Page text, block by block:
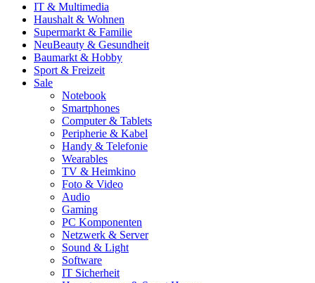
IT & Multimedia
Haushalt & Wohnen
Supermarkt & Familie
NeuBeauty & Gesundheit
Baumarkt & Hobby
Sport & Freizeit
Sale
Notebook
Smartphones
Computer & Tablets
Peripherie & Kabel
Handy & Telefonie
Wearables
TV & Heimkino
Foto & Video
Audio
Gaming
PC Komponenten
Netzwerk & Server
Sound & Light
Software
IT Sicherheit